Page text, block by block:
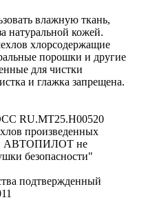
влажную ткань,
натуральной кожей.
хлорсодержащие
порошки и другие
для чистки
и глажка запрещена.
RU.МТ25.Н00520
произведенных
АВТОПИЛОТ не
безопасности"
подтвержденный